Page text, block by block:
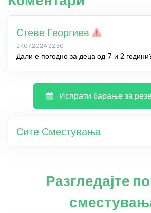
Стеве Георгиев
27.07.2024 22:50
Дали е погодно за деца од 7 и 2
Испрати барање за
Сите Сместувања
Разгледајте